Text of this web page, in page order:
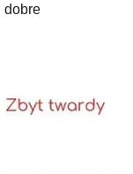
dobre